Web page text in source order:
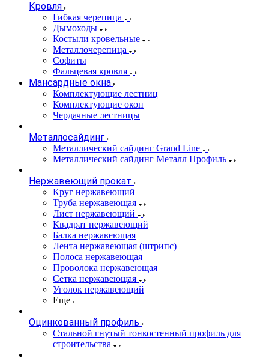
Кровля
Гибкая черепица
Дымоходы
Костыли кровельные
Металлочерепица
Софиты
Фальцевая кровля
Мансардные окна
Комплектующие лестниц
Комплектующие окон
Чердачные лестницы
Металлосайдинг
Металлический сайдинг Grand Line
Металлический сайдинг Металл Профиль
Нержавеющий прокат
Круг нержавеющий
Труба нержавеющая
Лист нержавеющий
Квадрат нержавеющий
Балка нержавеющая
Лента нержавеющая (штрипс)
Полоса нержавеющая
Проволока нержавеющая
Сетка нержавеющая
Уголок нержавеющий
Еще
Оцинкованный профиль
Стальной гнутый тонкостенный профиль для
строительства